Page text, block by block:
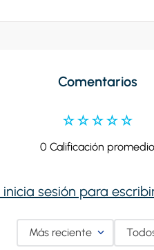
Comentarios
☆☆☆☆☆
0 Calificación promedio
inicia sesión para
Más reciente